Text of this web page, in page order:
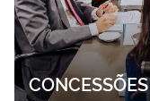
CONCESSÕES